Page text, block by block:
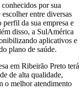
por sua
entre diversas
da sua empresa e
disso, a SulAmérica
aplicativos e
plano de saúde.
em Ribeirão Preto terá
de alta qualidade,
o melhor atendimento